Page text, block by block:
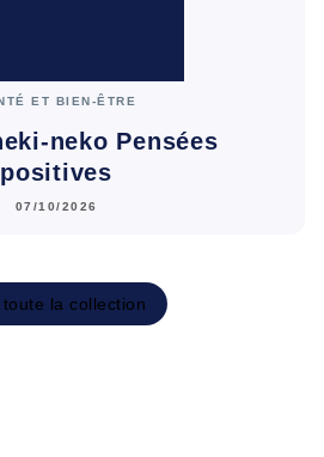
ET BIEN-ÊTRE
neko Pensées
positives
07/10/2026
toute la collection